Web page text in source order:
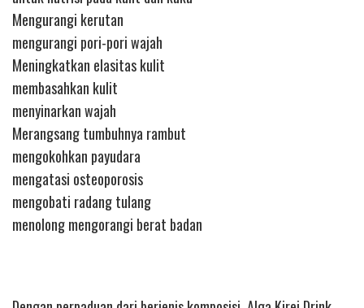
Mengurangi kerutan
mengurangi pori-pori wajah
Meningkatkan elasitas kulit
membasahkan kulit
menyinarkan wajah
Merangsang tumbuhnya rambut
mengokohkan payudara
mengatasi osteoporosis
mengobati radang tulang
menolong mengorangi berat badan